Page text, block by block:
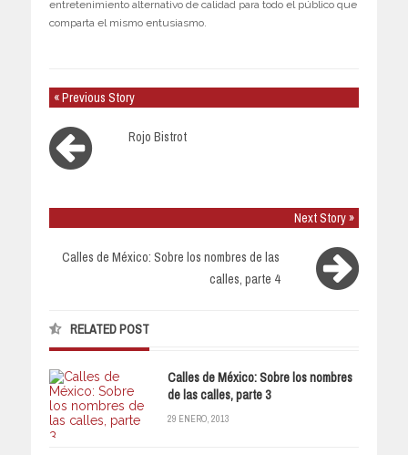
entretenimiento alternativo de calidad para todo el público que
comparta el mismo entusiasmo.
« Previous Story
Rojo Bistrot
Next Story »
Calles de México: Sobre los nombres de las
calles, parte 4
RELATED POST
Calles de México: Sobre los nombres
de las calles, parte 3
29 ENERO, 2013